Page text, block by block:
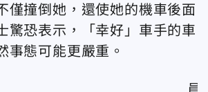
僅撞倒她，還使她的機車後面
驚恐表示，「幸好」車手的車
事態可能更嚴重。